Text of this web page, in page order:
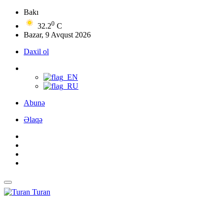
Bakı
32.20 C
Bazar, 9 Avqust 2026
Daxil ol
Abunə
Əlaqə
Turan